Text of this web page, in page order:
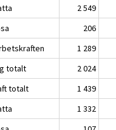
2 549
206
1 289
totalt 2 024
totalt
1 439
1 332